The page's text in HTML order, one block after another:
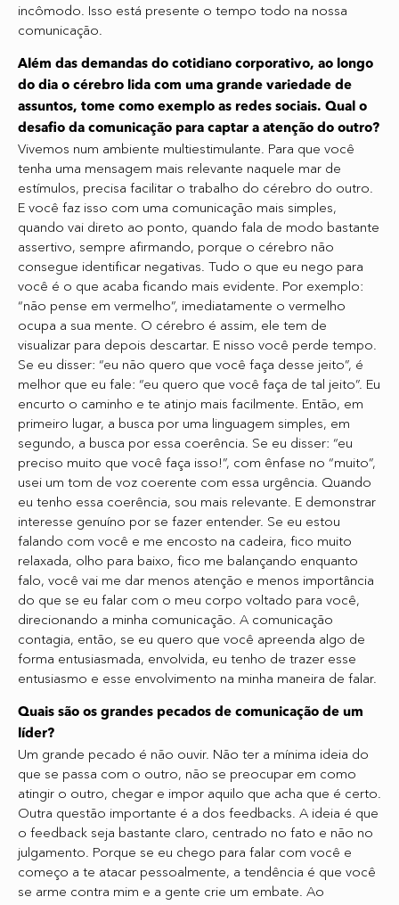
incômodo. Isso está presente o tempo todo na nossa
comunicação.
Além das demandas do cotidiano corporativo, ao longo
do dia o cérebro lida com uma grande variedade de
assuntos, tome como exemplo as redes sociais. Qual o
desafio da comunicação para captar a atenção do outro?
Vivemos num ambiente multiestimulante. Para que você
tenha uma mensagem mais relevante naquele mar de
estímulos, precisa facilitar o trabalho do cérebro do outro.
E você faz isso com uma comunicação mais simples,
quando vai direto ao ponto, quando fala de modo bastante
assertivo, sempre afirmando, porque o cérebro não
consegue identificar negativas. Tudo o que eu nego para
você é o que acaba ficando mais evidente. Por exemplo:
“não pense em vermelho”, imediatamente o vermelho
ocupa a sua mente. O cérebro é assim, ele tem de
visualizar para depois descartar. E nisso você perde tempo.
Se eu disser: “eu não quero que você faça desse jeito”, é
melhor que eu fale: “eu quero que você faça de tal jeito”. Eu
encurto o caminho e te atinjo mais facilmente. Então, em
primeiro lugar, a busca por uma linguagem simples, em
segundo, a busca por essa coerência. Se eu disser: “eu
preciso muito que você faça isso!”, com ênfase no “muito”,
usei um tom de voz coerente com essa urgência. Quando
eu tenho essa coerência, sou mais relevante. E demonstrar
interesse genuíno por se fazer entender. Se eu estou
falando com você e me encosto na cadeira, fico muito
relaxada, olho para baixo, fico me balançando enquanto
falo, você vai me dar menos atenção e menos importância
do que se eu falar com o meu corpo voltado para você,
direcionando a minha comunicação. A comunicação
contagia, então, se eu quero que você apreenda algo de
forma entusiasmada, envolvida, eu tenho de trazer esse
entusiasmo e esse envolvimento na minha maneira de falar.
Quais são os grandes pecados de comunicação de um
líder?
Um grande pecado é não ouvir. Não ter a mínima ideia do
que se passa com o outro, não se preocupar em como
atingir o outro, chegar e impor aquilo que acha que é certo.
Outra questão importante é a dos feedbacks. A ideia é que
o feedback seja bastante claro, centrado no fato e não no
julgamento. Porque se eu chego para falar com você e
começo a te atacar pessoalmente, a tendência é que você
se arme contra mim e a gente crie um embate. Ao